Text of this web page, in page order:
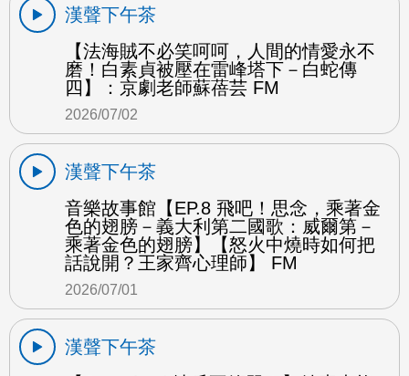
漢聲下午茶
【法海賊不必笑呵呵，人間的情愛永不
磨！白素貞被壓在雷峰塔下－白蛇傳
四】：京劇老師蘇蓓芸 FM
2026/07/02
漢聲下午茶
音樂故事館【EP.8 飛吧！思念，乘著金
色的翅膀－義大利第二國歌：威爾第－
乘著金色的翅膀】【怒火中燒時如何把
話說開？王家齊心理師】 FM
2026/07/01
漢聲下午茶